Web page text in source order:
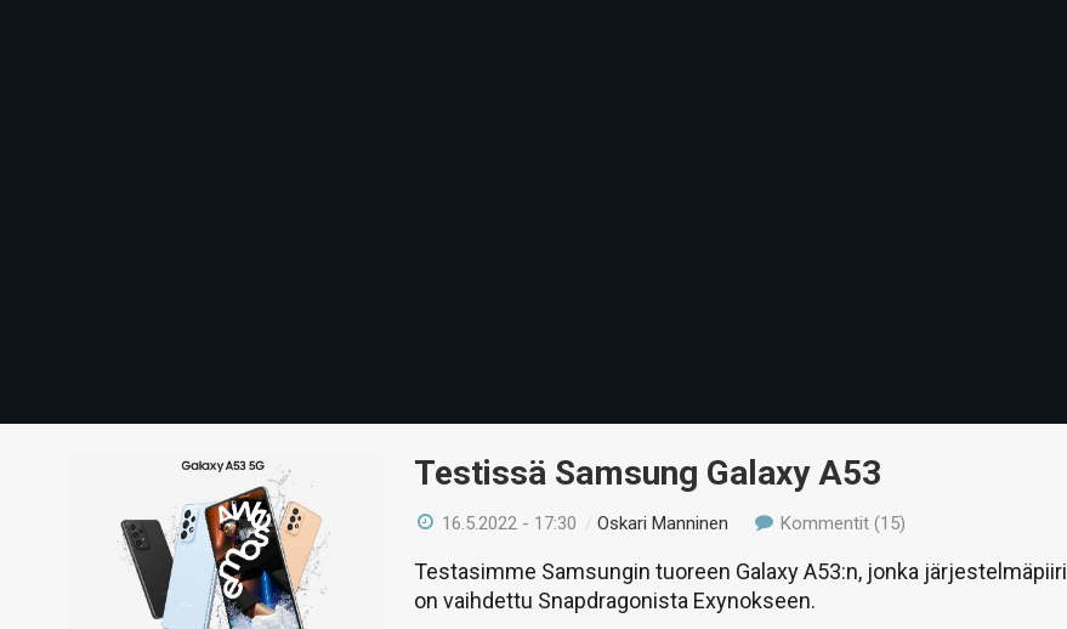
Testissä Samsung Galaxy A53
16.5.2022 - 17:30 /Oskari Manninen Kommentit (15)
Testasimme Samsungin tuoreen Galaxy A53:n, jonka järjestelmäpiiri
on vaihdettu Snapdragonista Exynokseen.